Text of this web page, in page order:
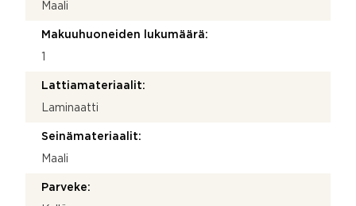
Maali
Makuuhuoneiden lukumäärä:
Lattiamateriaalit:
Laminaatti
Seinämateriaalit:
Maali
Parveke: